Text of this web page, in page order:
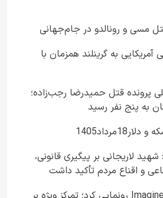
مسی و رونالدو در جام‌جهانی
به گرینلند همزمان با
پرونده قتل حمیدرضا رجب‌زاده؛
به پنج نفر رسید
لاریجانی بر پیگیری قانونی،
و اقناع مردم تأکید داشت